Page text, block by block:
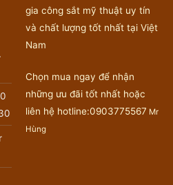
gia công sắt mỹ thuật uy tín
và chất lượng tốt nhất tại Việt
Nam
Chọn mua ngay để nhận
những ưu đãi tốt nhất hoặc
liên hệ hotline:0903775567 Mr
Hùng